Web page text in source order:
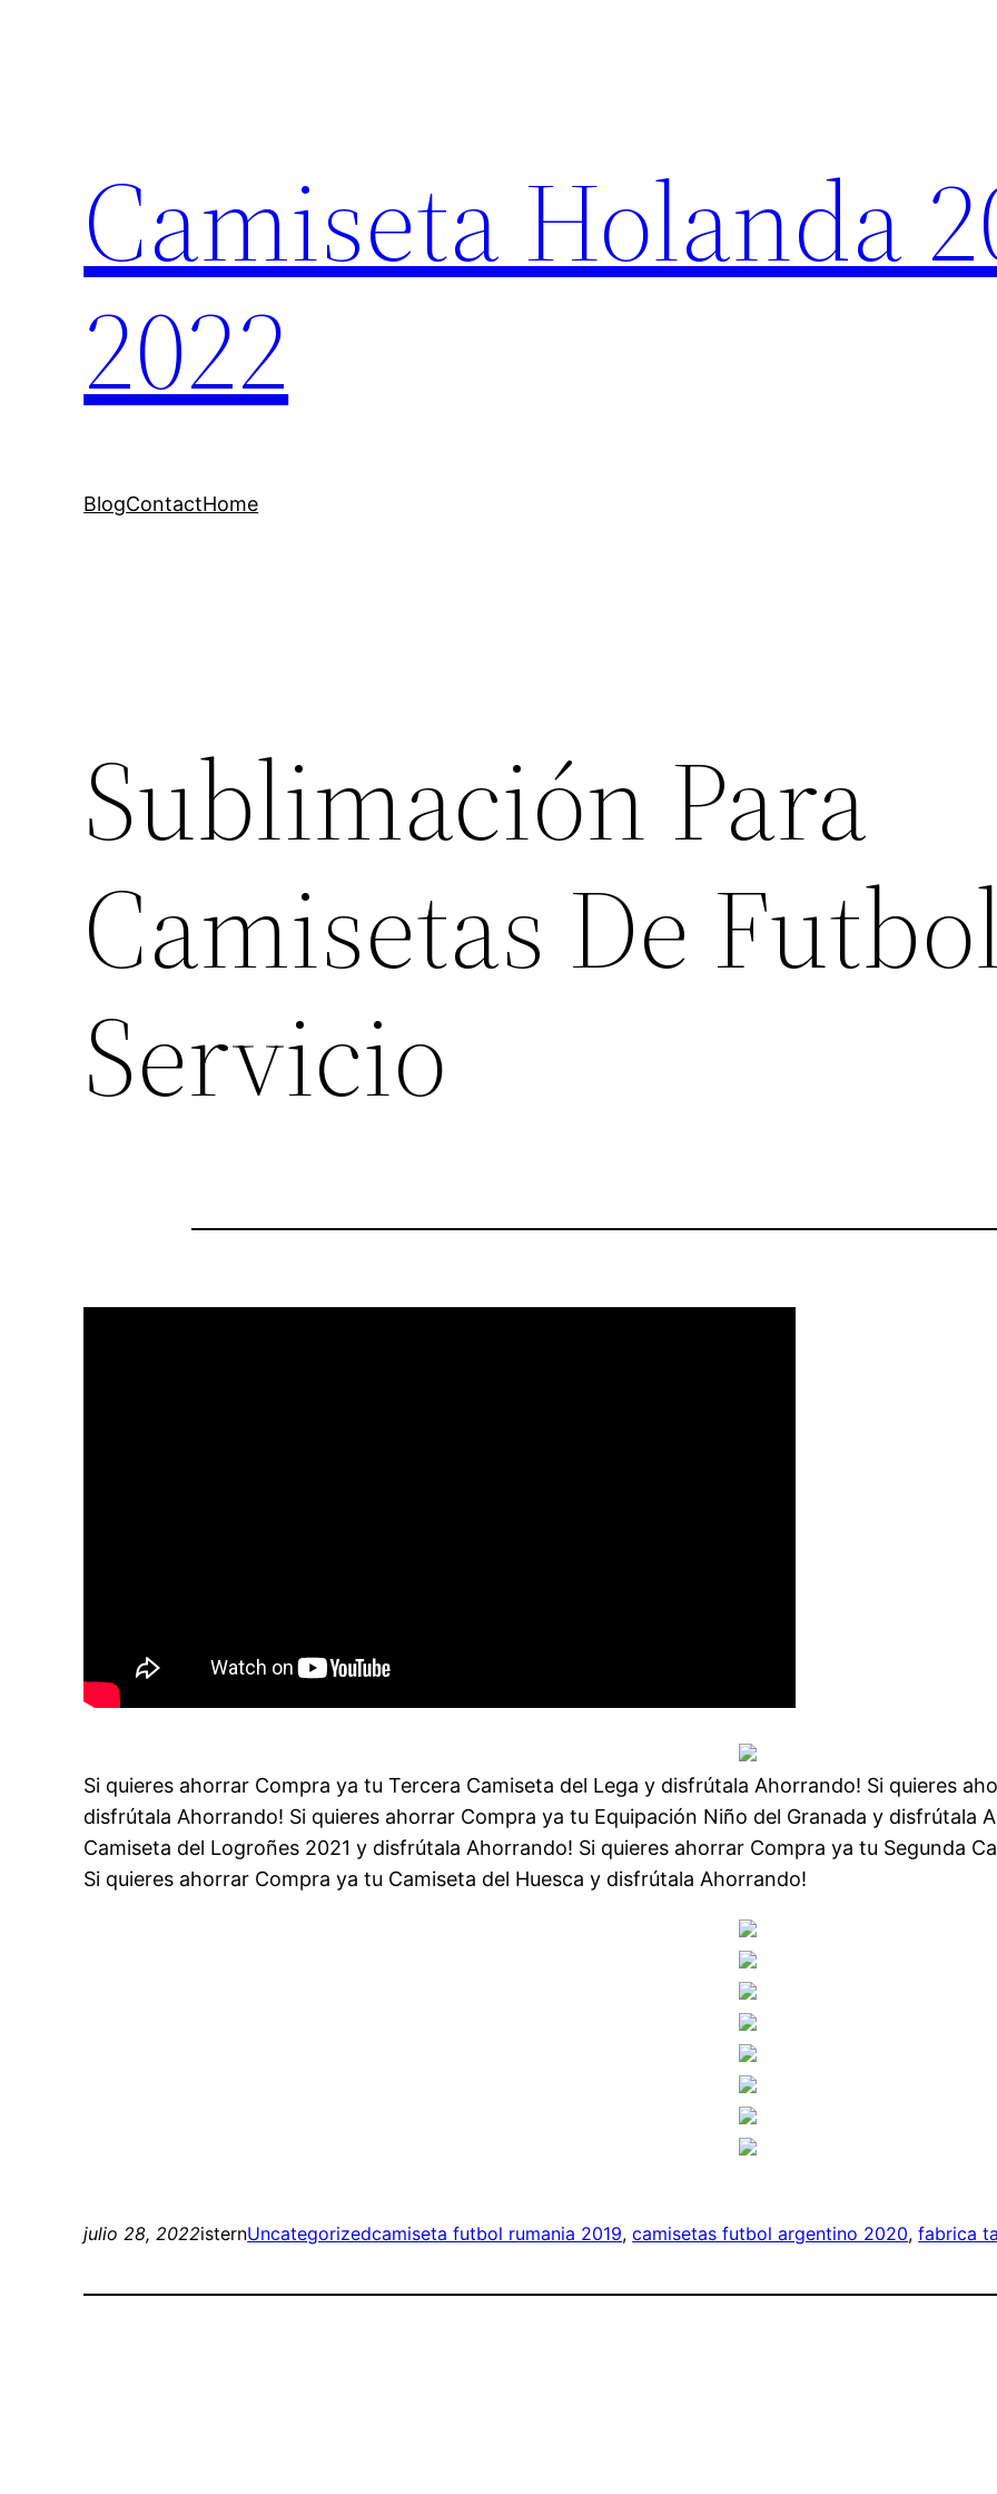
Camiseta Holanda
2022
BlogContactHome
Sublimación Para
Camisetas De
Servicio
Si quieres ahorrar Compra ya tu Tercera Camiseta del Lega y disfrútala Ahorrando! Si quieres
disfrútala Ahorrando! Si quieres ahorrar Compra ya tu Equipación Niño del Granada y disfrútala
Camiseta del Logroñes 2021 y disfrútala Ahorrando! Si quieres ahorrar Compra ya tu Segunda
Si quieres ahorrar Compra ya tu Camiseta del Huesca y disfrútala Ahorrando!
julio 28, 2022isternUncategorizedcamiseta futbol rumania 2019, camisetas futbol argentino 2020, fabrica